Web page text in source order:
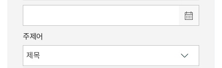
주제어